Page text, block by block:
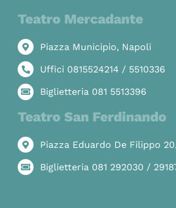
Teatro Mercadante
Piazza Municipio, Napoli
Uffici 0815524214 / 5510336
Biglietteria 081 5513396
Teatro San Ferdinando
Piazza Eduardo De Filippo
Biglietteria 081 292030 /